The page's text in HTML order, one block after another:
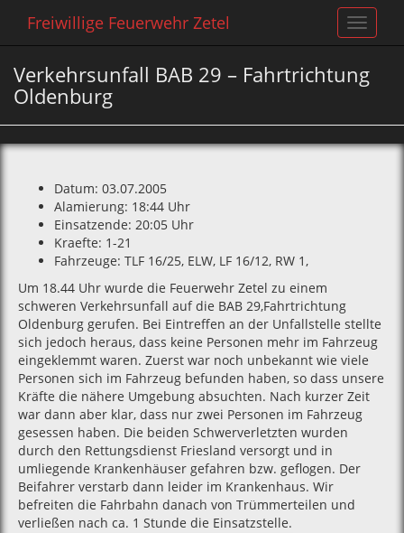
Toggle
Freiwillige Feuerwehr Zetel
Verkehrsunfall BAB 29 – Fahrtrichtung
Oldenburg
Datum: 03.07.2005
Alamierung: 18:44 Uhr
Einsatzende: 20:05 Uhr
Kraefte: 1-21
Fahrzeuge: TLF 16/25‚ ELW‚ LF 16/12‚ RW 1‚
Um 18.44 Uhr wurde die Feuerwehr Zetel zu einem
schweren Verkehrsunfall auf die BAB 29‚Fahrtrichtung
Oldenburg gerufen. Bei Eintreffen an der Unfallstelle stellte
sich jedoch heraus‚ dass keine Personen mehr im Fahrzeug
eingeklemmt waren. Zuerst war noch unbekannt wie viele
Personen sich im Fahrzeug befunden haben‚ so dass unsere
Kräfte die nähere Umgebung absuchten. Nach kurzer Zeit
war dann aber klar‚ dass nur zwei Personen im Fahrzeug
gesessen haben. Die beiden Schwerverletzten wurden
durch den Rettungsdienst Friesland versorgt und in
umliegende Krankenhäuser gefahren bzw. geflogen. Der
Beifahrer verstarb dann leider im Krankenhaus. Wir
befreiten die Fahrbahn danach von Trümmerteilen und
verließen nach ca. 1 Stunde die Einsatzstelle.